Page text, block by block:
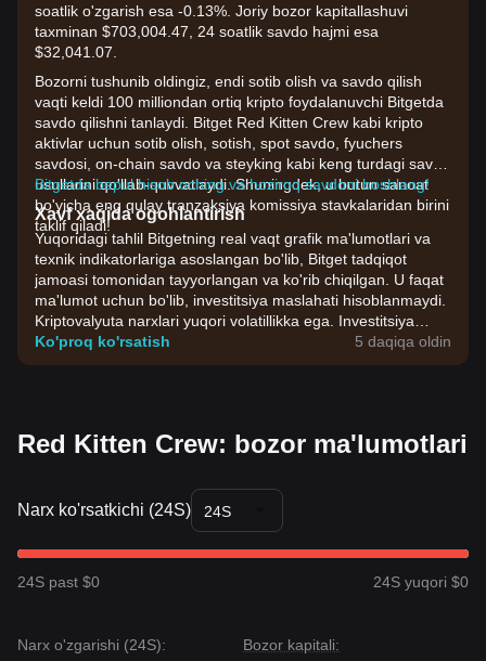
soatlik o'zgarish esa -0.13%. Joriy bozor kapitallashuvi
taxminan $703,004.47, 24 soatlik savdo hajmi esa
$32,041.07.
Bozorni tushunib oldingiz, endi sotib olish va savdo qilish
vaqti keldi 100 milliondan ortiq kripto foydalanuvchi Bitgetda
savdo qilishni tanlaydi. Bitget Red Kitten Crew kabi kripto
aktivlar uchun sotib olish, sotish, spot savdo, fyuchers
savdosi, on-chain savdo va steyking kabi keng turdagi savdo
usullarini qo'llab-quvvatlaydi. Shuningdek, u butun sanoat
bo'yicha eng qulay tranzaksiya komissiya stavkalaridan birini
taklif qiladi!
Bitgetda bepul hisob oching va hoziroq savdoni boshlang!
Xavf xaqida ogohlantirish
Yuqoridagi tahlil Bitgetning real vaqt grafik ma'lumotlari va
texnik indikatorlariga asoslangan bo'lib, Bitget tadqiqot
jamoasi tomonidan tayyorlangan va ko'rib chiqilgan. U faqat
ma'lumot uchun bo'lib, investitsiya maslahati hisoblanmaydi.
Kriptovalyuta narxlari yuqori volatillikka ega. Investitsiya
qarorlarini o'zingizning riskga chidamliligingiz asosida qabul
qiling.
Ko'proq ko'rsatish 5 daqiqa oldin
Red Kitten Crew: bozor ma'lumotlari
Narx ko'rsatkichi (24S) 24S
24S past $0 24S yuqori $0
Narx o'zgarishi (24S):
Bozor kapitali: